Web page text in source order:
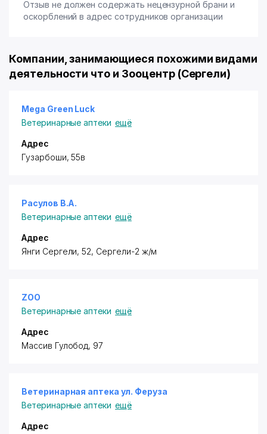
Отзыв не должен содержать нецензурной брани и
оскорблений в адрес сотрудников организации
Компании, занимающиеся похожими видами
деятельности что и Зооцентр (Сергели)
Mega Green Luck
Ветеринарные аптеки ещё
Адрес
​Гузарбоши, 55в
Расулов В.А.
Ветеринарные аптеки ещё
Адрес
​Янги Сергели, 52, Сергели-2 ж/м
ZOO
Ветеринарные аптеки ещё
Адрес
​Массив Гулобод, 97
Ветеринарная аптека ул. Феруза
Ветеринарные аптеки ещё
Адрес